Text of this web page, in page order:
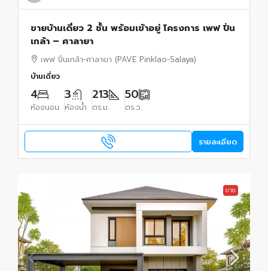
ขายบ้านเดี่ยว 2 ชั้น พร้อมเข้าอยู่ โครงการ เพฟ ปิ่น
เกล้า – ศาลายา
เพฟ ปิ่นเกล้า-ศาลายา (PAVE Pinklao-Salaya)
บ้านเดี่ยว
4
ห้องนอน
3
ห้องน้ำ
213
ตร.ม.
50
ตร.ว.
รายละเอียด
ขาย